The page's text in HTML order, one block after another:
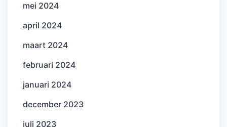
mei 2024
april 2024
maart 2024
februari 2024
januari 2024
december 2023
juli 2023